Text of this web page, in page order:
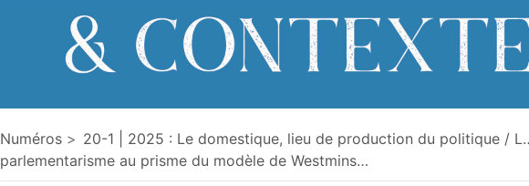
Numéros 20-1 | 2025 : Le domestique, lieu de production du politique / L
parlementarisme au prisme du modèle de Westmins…